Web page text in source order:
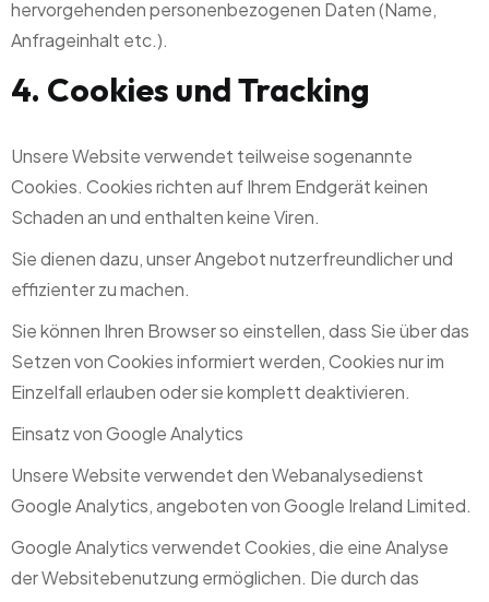
hervorgehenden personenbezogenen Daten (Name,
Anfrageinhalt etc.).
4. Cookies und Tracking
Unsere Website verwendet teilweise sogenannte
Cookies. Cookies richten auf Ihrem Endgerät keinen
Schaden an und enthalten keine Viren.
Sie dienen dazu, unser Angebot nutzerfreundlicher und
effizienter zu machen.
Sie können Ihren Browser so einstellen, dass Sie über das
Setzen von Cookies informiert werden, Cookies nur im
Einzelfall erlauben oder sie komplett deaktivieren.
Einsatz von Google Analytics
Unsere Website verwendet den Webanalysedienst
Google Analytics, angeboten von Google Ireland Limited.
Google Analytics verwendet Cookies, die eine Analyse
der Websitebenutzung ermöglichen. Die durch das